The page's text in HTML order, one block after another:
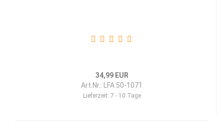
34,99 EUR
Art.Nr.: LFA 50-1071
Lieferzeit: 7 - 10 Tage